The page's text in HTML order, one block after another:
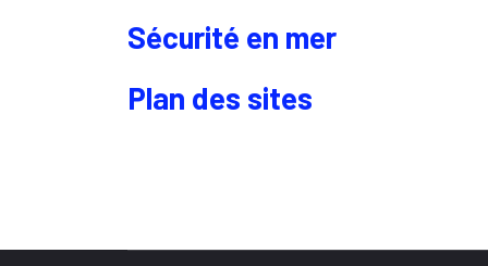
Sécurité en mer
Plan des sites